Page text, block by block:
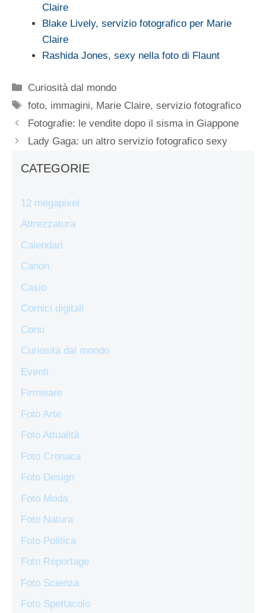
Claire
Blake Lively, servizio fotografico per Marie
Claire
Rashida Jones, sexy nella foto di Flaunt
Categorie
Curiosità dal mondo
Tag
foto, immagini, Marie Claire,servizio fotografico
Fotografie: le vendite dopo il sisma in Giappone
Lady Gaga: un altro servizio fotografico sexy
CATEGORIE
12 megapixel
Attrezzatura
Calendari
Canon
Casio
Cornici digitali
Corsi
Curiosità dal mondo
Eventi
Firmware
Foto Arte
Foto Attualità
Foto Cronaca
Foto Design
Foto Moda
Foto Natura
Foto Politica
Foto Reportage
Foto Scienza
Foto Spettacolo